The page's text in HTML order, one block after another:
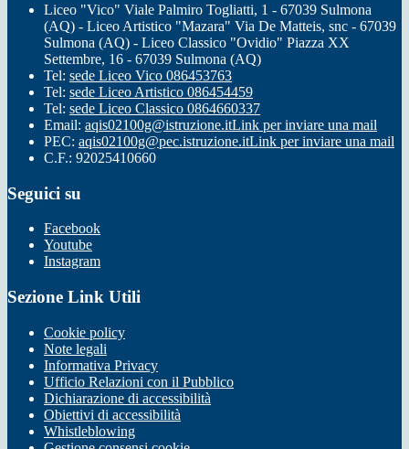
Liceo "Vico" Viale Palmiro Togliatti, 1 - 67039 Sulmona
(AQ) - Liceo Artistico "Mazara" Via De Matteis, snc - 67039
Sulmona (AQ) - Liceo Classico "Ovidio" Piazza XX
Settembre, 16 - 67039 Sulmona (AQ)
Tel: sede Liceo Vico 086453763
Tel: sede Liceo Artistico 086454459
Tel: sede Liceo Classico 0864660337
Email: aqis02100g@istruzione.itLink per inviare una mail
PEC: aqis02100g@pec.istruzione.itLink per inviare una mail
C.F.: 92025410660
Seguici su
Facebook
Youtube
Instagram
Sezione Link Utili
Cookie policy
Note legali
Informativa Privacy
Ufficio Relazioni con il Pubblico
Dichiarazione di accessibilità
Obiettivi di accessibilità
Whistleblowing